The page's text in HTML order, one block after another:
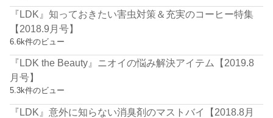
『LDK』知っておきたい害虫対策＆充実のコーヒー特集
【2018.9月号】
6.6k件のビュー
『LDK the Beauty』ニオイの悩み解決アイテム【2019.8
月号】
5.3k件のビュー
『LDK』意外に知らない消臭剤のマストバイ【2018.8月